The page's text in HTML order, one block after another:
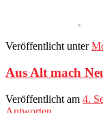
Veröffentlicht unter
Aus Alt mach
Veröffentlicht am 4.